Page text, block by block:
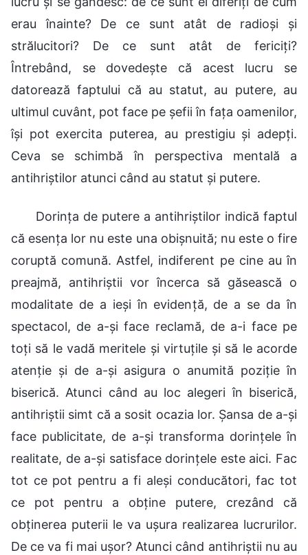
erau înainte? De ce sunt atât de radioși și
strălucitori? De ce sunt atât de fericiți?
Întrebând, se dovedește că acest lucru se
datorează faptului că au statut, au putere, au
ultimul cuvânt, pot face pe șefii în fața oamenilor,
își pot exercita puterea, au prestigiu și adepți.
Ceva se schimbă în perspectiva mentală a
antihriștilor atunci când au statut și putere.
Dorința de putere a antihriștilor indică faptul
că esența lor nu este una obișnuită; nu este o fire
coruptă comună. Astfel, indiferent pe cine au în
preajmă, antihriștii vor încerca să găsească o
modalitate de a ieși în evidență, de a se da în
spectacol, de a-și face reclamă, de a-i face pe
toți să le vadă meritele și virtuțile și să le acorde
atenție și de a-și asigura o anumită poziție în
biserică. Atunci când au loc alegeri în biserică,
antihriștii simt că a sosit ocazia lor. Șansa de a-și
face publicitate, de a-și transforma dorințele în
realitate, de a-și satisface dorințele este aici. Fac
tot ce pot pentru a fi aleși conducători, fac tot
ce pot pentru a obține putere, crezând că
obținerea puterii le va ușura realizarea lucrurilor.
De ce va fi mai ușor? Atunci când antihriștii nu au